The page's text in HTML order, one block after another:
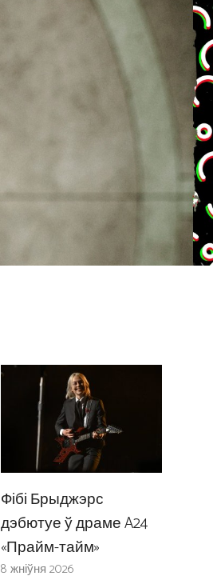
Фібі Брыджэрс
дэбютуе ў драме A24
«Прайм-тайм»
8 жніўня 2026